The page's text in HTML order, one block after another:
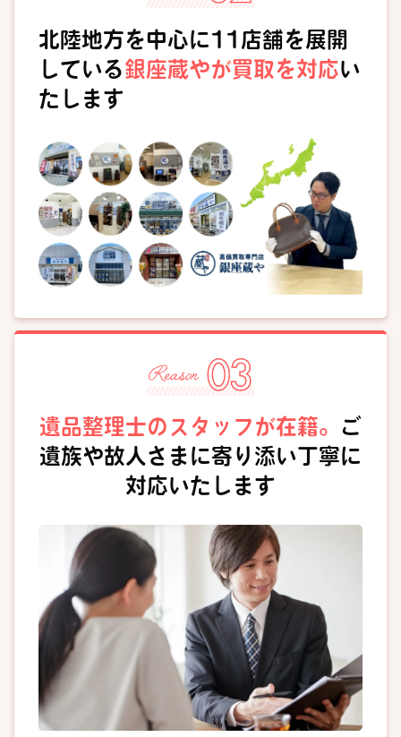
北陸地方を中心に11店舗を展開
している銀座蔵やが買取を対応い
たします
遺品整理士のスタッフが在籍。 ご
遺族や故人さまに寄り添い丁寧に
対応いたします